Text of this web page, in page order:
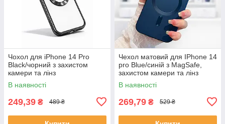
Чохол для iPhone 14 Pro
Black/чорний з захистом
камери та лінз
В наявності
249,39 ₴ 489 ₴
Чехол матовий для IPhone 14
pro Blue/синій з MagSafe,
захистом камери та лінз
В наявності
269,79 ₴ 529 ₴